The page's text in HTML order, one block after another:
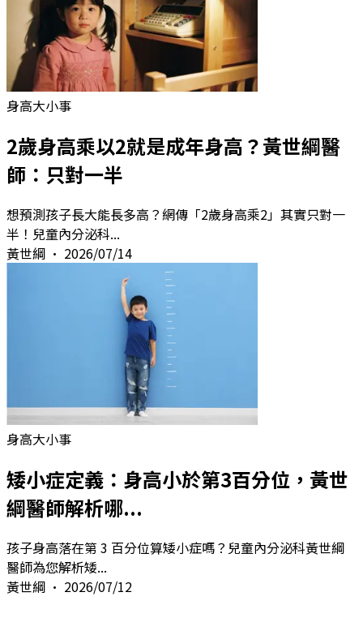
身高大小事
2歲身高乘以2就是成年身高？黃世綱醫
師：只對一半
想預測孩子長大能長多高？網傳「2歲身高乘2」其實只對一
半！兒童內分泌科...
黃世綱 • 2026/07/14
身高大小事
矮小症定義：身高小於第3百分位，黃世
綱醫師解析哪...
孩子身高落在第 3 百分位算矮小症嗎？兒童內分泌科黃世綱
醫師為您解析矮...
黃世綱 • 2026/07/12